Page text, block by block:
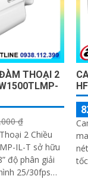
THOẠI 2
₫
2 Chiều
IL-T sở hữu
độ phân giải
25/30fps
tốc